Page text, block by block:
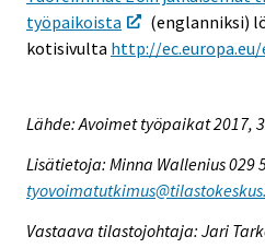
työpaikoista
(englanniksi)
kotisivulta http://
Lähde: Avoimet työpaikat 2017,
Lisätietoja: Minna Wallenius 029
Vastaava tilastojohtaja: Jari